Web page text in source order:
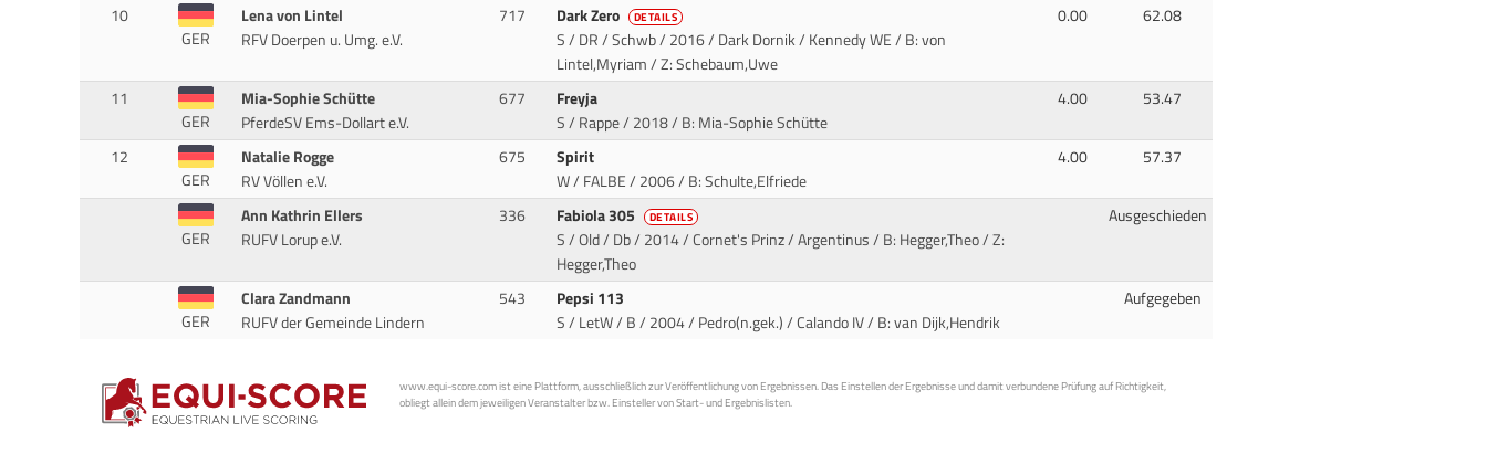
10
GER
Lena von Lintel
RFV Doerpen u. Umg. e.V.
717 Dark Zero DETAILS
S / DR / Schwb / 2016 / Dark Dornik / Kennedy WE/ B: von
Lintel,Myriam / Z: Schebaum,Uwe
0.00 62.08
11
GER
Mia-Sophie Schütte
PferdeSV Ems-Dollart e.V.
677
Freyja
S / Rappe / 2018/ B: Mia-Sophie Schütte
4.00 53.47
12
GER
Natalie Rogge
RV Völlen e.V.
675
Spirit
W / FALBE / 2006/ B: Schulte,Elfriede
4.00 57.37
GER
Ann Kathrin Ellers
RUFV Lorup e.V.
336 Fabiola 305 DETAILS
S / Old / Db / 2014 / Cornet's Prinz / Argentinus/ B: Hegger,Theo / Z:
Hegger,Theo
Ausgeschieden
GER
Clara Zandmann
RUFV der Gemeinde Lindern
543
Pepsi 113
S / LetW / B / 2004 / Pedro(n.gek.) / Calando IV/ B: van Dijk,Hendrik
Aufgegeben
www.equi-score.com ist eine Plattform, ausschließlich zur Veröffentlichung von Ergebnissen. Das Einstellen der Ergebnisse und damit verbundene Prüfung auf Richtigkeit,
obliegt allein dem jeweiligen Veranstalter bzw. Einsteller von Start- und Ergebnislisten.